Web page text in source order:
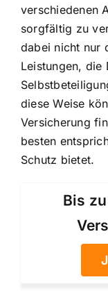
verschiedenen
sorgfältig zu
dabei nicht nur
Leistungen, die
diese Weise
Versicherung
besten
Schutz bietet.
Bis